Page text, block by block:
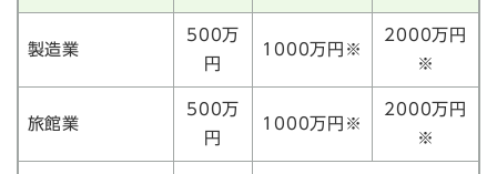
製造業
500万
円
1000万円※
2000万円
※
旅館業
500万
円
1000万円※
2000万円
※